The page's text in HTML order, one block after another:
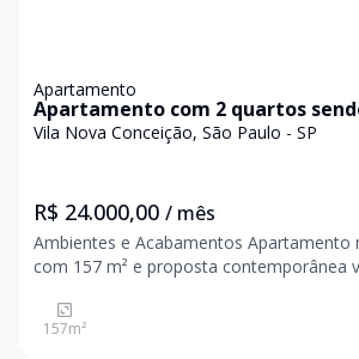
Apartamento
Apartamento com 2 quartos
para locação na Vila Nova
Vila Nova Conceição, São Paulo - SP
R$ 24.000,00 / mês
Ambientes e Acabamentos Apartamento mobiliado
com 157 m² e proposta contemporânea
integração fluida entre estar, jantar e
favorecendo amplitude e circulação natural 2
157m²